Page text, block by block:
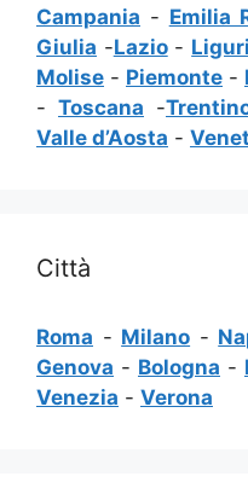
Campania - Emilia
Giulia -Lazio-
Molise - Piemonte -
- Toscana -
Valle d’Aosta -
Città
Roma - Milano -
Genova - Bologna -
Venezia - Verona